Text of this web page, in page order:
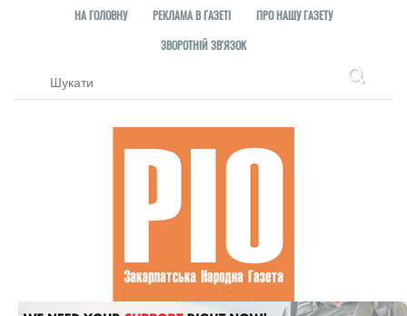
НА ГОЛОВНУ РЕКЛАМА В ГАЗЕТІ
ПРО НАШУ ГАЗЕТУ
ЗВОРОТНІЙ ЗВ'ЯЗОК